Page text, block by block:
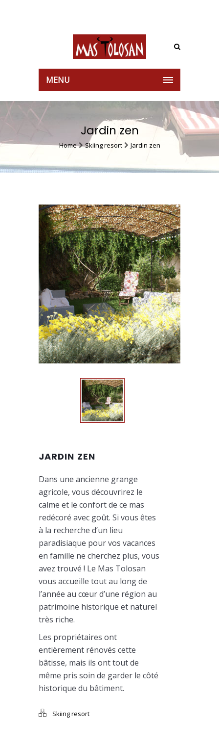
MENU
Jardin zen
Home Skiing resort Jardin zen
JARDIN ZEN
Dans une ancienne grange
agricole, vous découvrirez le
calme et le confort de ce mas
redécoré avec goût. Si vous êtes
à la recherche d’un lieu
paradisiaque pour vos vacances
en famille ne cherchez plus, vous
avez trouvé ! Le Mas Tolosan
vous accueille tout au long de
l’année au cœur d’une région au
patrimoine historique et naturel
très riche.
Les propriétaires ont
entièrement rénovés cette
bâtisse, mais ils ont tout de
même pris soin de garder le côté
historique du bâtiment.
Skiing resort